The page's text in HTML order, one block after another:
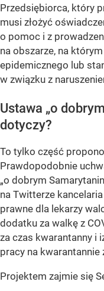
Przedsiębiorca, który
musi złożyć
o pomoc i z
na obszarze, na
epidemicznego lub
w związku z
Ustawa „o
dotyczy?
To tylko część
Prawdopodobnie
„o dobrym
na Twitterze
prawne dla lekarzy
dodatku za walkę z
za czas kwarantanny i
pracy na
Projektem zajmie się